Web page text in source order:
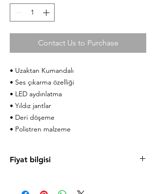
Contact Us to Purchase
• Uzaktan Kumandalı
• Ses çıkarma özelliği
• LED aydınlatma
• Yıldız jantlar
• Deri döşeme
• Polistren malzeme
Fiyat bilgisi
bulabilirsiniz. Uygun taksit koşulları ve